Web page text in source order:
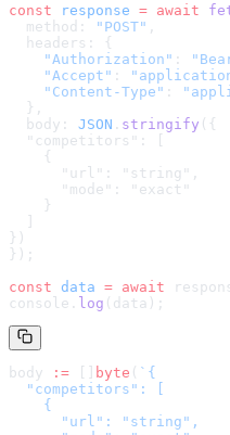
const response = await
  method:
"POST" ,
  headers: {
    "Authorization"
:
    "Accept"
:
    "Content-Type"
:
  },
  body:
JSON . stringify ( {
  "competitors": [
    {
      "url": "string",
      "mode": "exact"
    }
} )
});
const data = await
console. log (data);
body := byte ( ` {
  "competitors": [
    {
      "url": "string",